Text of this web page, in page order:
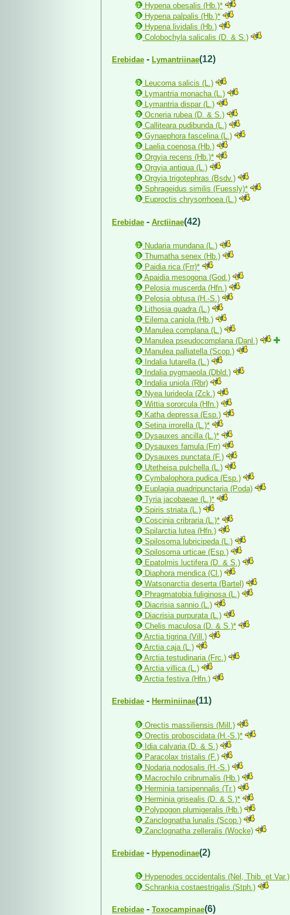
Hypena obesalis (Hb.)*
Hypena palpalis (Hb.)*
Hypena lividalis (Hb.)
Colobochyla salicalis (D. & S.)
Erebidae - Lymantriinae(12)
Leucoma salicis (L.)
Lymantria monacha (L.)
Lymantria dispar (L.)
Ocneria rubea (D. & S.)
Calliteara pudibunda (L.)
Gynaephora fascelina (L.)
Laelia coenosa (Hb.)
Orgyia recens (Hb.)*
Orgyia antiqua (L.)
Orgyia trigotephras (Bsdv.)
Sphrageidus similis (Fuessly)*
Euproctis chrysorrhoea (L.)
Erebidae - Arctiinae(42)
Nudaria mundana (L.)
Thumatha senex (Hb.)
Paidia rica (Frr)*
Apaidia mesogona (God.)
Pelosia muscerda (Hfn.)
Pelosia obtusa (H.-S.)
Lithosia quadra (L.)
Eilema caniola (Hb.)
Manulea complana (L.)
Manulea pseudocomplana (Danl.)
Manulea palliatella (Scop.)
Indalia lutarella (L.)
Indalia pygmaeola (Dbld.)
Indalia uniola (Rbr)
Nyea lurideola (Zck.)
Wittia sororcula (Hfn.)
Katha depressa (Esp.)
Setina irrorella (L.)*
Dysauxes ancilla (L.)*
Dysauxes famula (Frr)
Dysauxes punctata (F.)
Utetheisa pulchella (L.)
Cymbalophora pudica (Esp.)
Euplagia quadripunctaria (Poda)
Tyria jacobaeae (L.)*
Spiris striata (L.)
Coscinia cribraria (L.)*
Spilarctia lutea (Hfn.)
Spilosoma lubricipeda (L.)
Spilosoma urticae (Esp.)
Epatolmis luctifera (D. & S.)
Diaphora mendica (Cl.)
Watsonarctia deserta (Bartel)
Phragmatobia fuliginosa (L.)
Diacrisia sannio (L.)
Diacrisia purpurata (L.)
Chelis maculosa (D. & S.)*
Arctia tigrina (Vill.)
Arctia caja (L.)
Arctia testudinaria (Frc.)
Arctia villica (L.)
Arctia festiva (Hfn.)
Erebidae - Herminiinae(11)
Orectis massiliensis (Mill.)
Orectis proboscidata (H.-S.)*
Idia calvaria (D. & S.)
Paracolax tristalis (F.)
Nodaria nodosalis (H.-S.)
Macrochilo cribrumalis (Hb.)
Herminia tarsipennalis (Tr.)
Herminia grisealis (D. & S.)*
Polypogon plumigeralis (Hb.)
Zanclognatha lunalis (Scop.)
Zanclognatha zelleralis (Wocke)
Erebidae - Hypenodinae(2)
Hypenodes occidentalis (Nel, Thib. et Var.)
Schrankia costaestrigalis (Stph.)
Erebidae - Toxocampinae(6)